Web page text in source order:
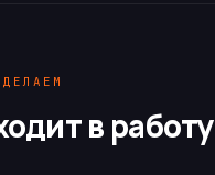
в работу